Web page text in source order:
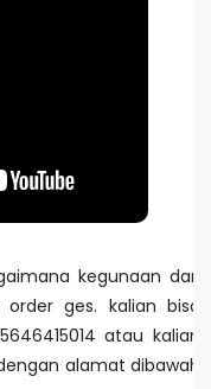
kegunaan dari
ges. kalian bisa
atau kalian
alamat dibawah